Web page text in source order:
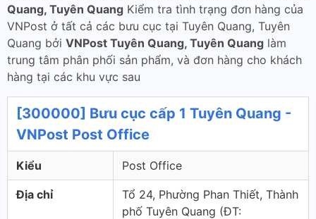
Quang, Tuyên Quang Kiểm tra tình trạng đơn hàng của
VNPost ở tất cả các bưu cục tại Tuyên Quang, Tuyên
Quang bởi VNPost Tuyên Quang, Tuyên Quang làm
trung tâm phân phối sản phẩm, và đơn hàng cho khách
hàng tại các khu vực sau
[300000] Bưu cục cấp 1 Tuyên Quang -
VNPost Post Office
Kiểu Post Office
Địa chỉ
Tổ 24, Phường Phan Thiết, Thành
phố Tuyên Quang (ÐT: